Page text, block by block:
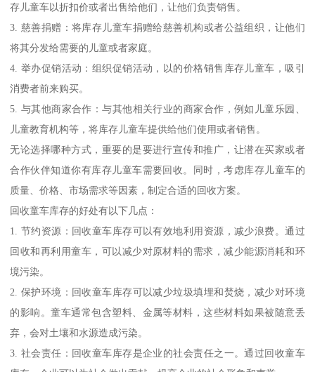
存儿童车以折扣价或者出售给他们，让他们负责销售。
3. 慈善捐赠：将库存儿童车捐赠给慈善机构或者公益组织，让他们
将其分发给需要的儿童或者家庭。
4. 举办促销活动：组织促销活动，以的价格销售库存儿童车，吸引
消费者前来购买。
5. 与其他商家合作：与其他相关行业的商家合作，例如儿童乐园、
儿童教育机构等，将库存儿童车提供给他们使用或者销售。
无论选择哪种方式，重要的是要进行宣传和推广，让潜在买家或者
合作伙伴知道你有库存儿童车需要回收。同时，考虑库存儿童车的
质量、价格、市场需求等因素，制定合适的回收方案。
回收童车库存的好处有以下几点：
1. 节约资源：回收童车库存可以有效地利用资源，减少浪费。通过
回收和再利用童车，可以减少对原材料的需求，减少能源消耗和环
境污染。
2. 保护环境：回收童车库存可以减少垃圾填埋和焚烧，减少对环境
的影响。童车通常包含塑料、金属等材料，这些材料如果被随意丢
弃，会对土壤和水源造成污染。
3. 社会责任：回收童车库存是企业的社会责任之一。通过回收童车